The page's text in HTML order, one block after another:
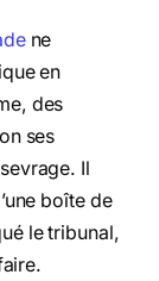
ne
en
des
ses
Il
boîte de
le tribunal,